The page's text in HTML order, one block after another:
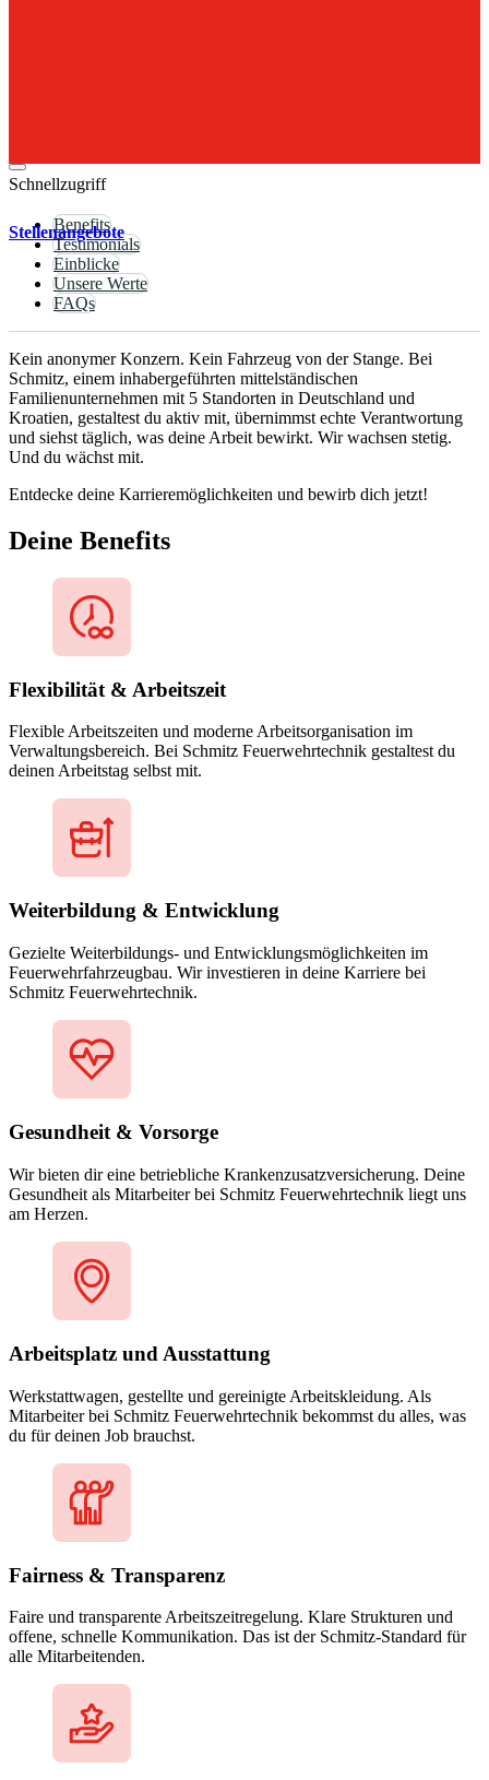
Schnellzugriff
Benefits
Testimonials
Einblicke
Unsere Werte
FAQs
Stellenangebote
Kein anonymer Konzern. Kein Fahrzeug von der Stange. Bei
Schmitz, einem inhabergeführten mittelständischen
Familienunternehmen mit 5 Standorten in Deutschland und
Kroatien, gestaltest du aktiv mit, übernimmst echte Verantwortung
und siehst täglich, was deine Arbeit bewirkt. Wir wachsen stetig.
Und du wächst mit.
Entdecke deine Karrieremöglichkeiten und bewirb dich jetzt!
Deine Benefits
Flexibilität & Arbeitszeit
Flexible Arbeitszeiten und moderne Arbeitsorganisation im
Verwaltungsbereich. Bei Schmitz Feuerwehrtechnik gestaltest du
deinen Arbeitstag selbst mit.
Weiterbildung & Entwicklung
Gezielte Weiterbildungs- und Entwicklungsmöglichkeiten im
Feuerwehrfahrzeugbau. Wir investieren in deine Karriere bei
Schmitz Feuerwehrtechnik.
Gesundheit & Vorsorge
Wir bieten dir eine betriebliche Krankenzusatzversicherung. Deine
Gesundheit als Mitarbeiter bei Schmitz Feuerwehrtechnik liegt uns
am Herzen.
Arbeitsplatz und Ausstattung
Werkstattwagen, gestellte und gereinigte Arbeitskleidung. Als
Mitarbeiter bei Schmitz Feuerwehrtechnik bekommst du alles, was
du für deinen Job brauchst.
Fairness & Transparenz
Faire und transparente Arbeitszeitregelung. Klare Strukturen und
offene, schnelle Kommunikation. Das ist der Schmitz-Standard für
alle Mitarbeitenden.